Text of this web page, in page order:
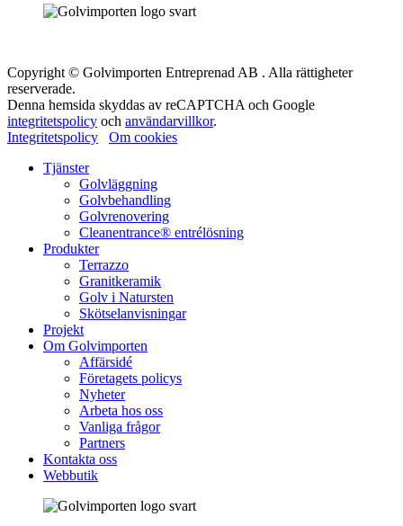
Copyright © Golvimporten Entreprenad AB . Alla rättigheter
reserverade.
Denna hemsida skyddas av reCAPTCHA och Google
integritetspolicy och användarvillkor.
Integritetspolicy
Om cookies
Tjänster
Golvläggning
Golvbehandling
Golvrenovering
Cleanentrance® entrélösning
Produkter
Terrazzo
Granitkeramik
Golv i Natursten
Skötselanvisningar
Projekt
Om Golvimporten
Affärsidé
Företagets policys
Nyheter
Arbeta hos oss
Vanliga frågor
Partners
Kontakta oss
Webbutik